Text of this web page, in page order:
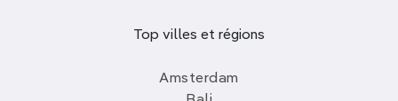
Top villes et régions
Amsterdam